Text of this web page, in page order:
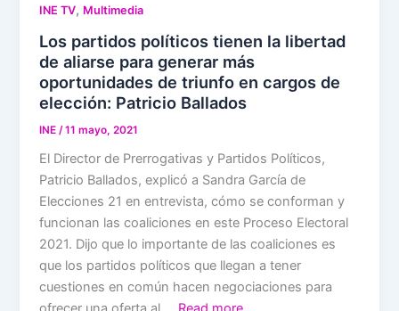
INE TV, Multimedia
Los partidos políticos tienen la libertad
de aliarse para generar más
oportunidades de triunfo en cargos de
elección: Patricio Ballados
INE /11 mayo, 2021
El Director de Prerrogativas y Partidos Políticos,
Patricio Ballados, explicó a Sandra García de
Elecciones 21 en entrevista, cómo se conforman y
funcionan las coaliciones en este Proceso Electoral
2021. Dijo que lo importante de las coaliciones es
que los partidos políticos que llegan a tener
cuestiones en común hacen negociaciones para